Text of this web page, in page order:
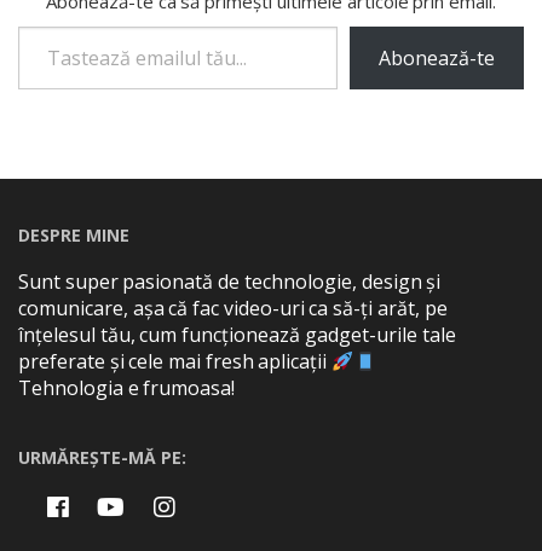
Tastează emailul tău...
Abonează-te
DESPRE MINE
Sunt super pasionată de technologie, design și
comunicare, așa că fac video-uri ca să-ți arăt, pe
înțelesul tău, cum funcționează gadget-urile tale
preferate și cele mai fresh aplicații
Tehnologia e frumoasa!
URMĂREȘTE-MĂ PE: